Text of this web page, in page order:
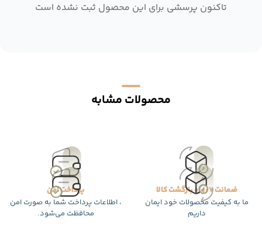
تاکنون پرسشی برای این محصول ثبت نشده است
محصولات مشابه
ضمانت 7 روزه بازگشت کالا
ما به کیفیت محصولات خود ایمان
داریم
پرداخت امن
، اطلاعات پرداخت شما به صورت امن
محافظت می‌شود.